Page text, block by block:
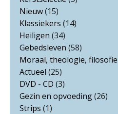
Nieuw(15)
Klassiekers (14)
Heiligen (34)
Gebedsleven (58)
Moraal, theologie, filosofie
Actueel (25)
DVD - CD (3)
Gezin en opvoeding(26)
Strips (1)